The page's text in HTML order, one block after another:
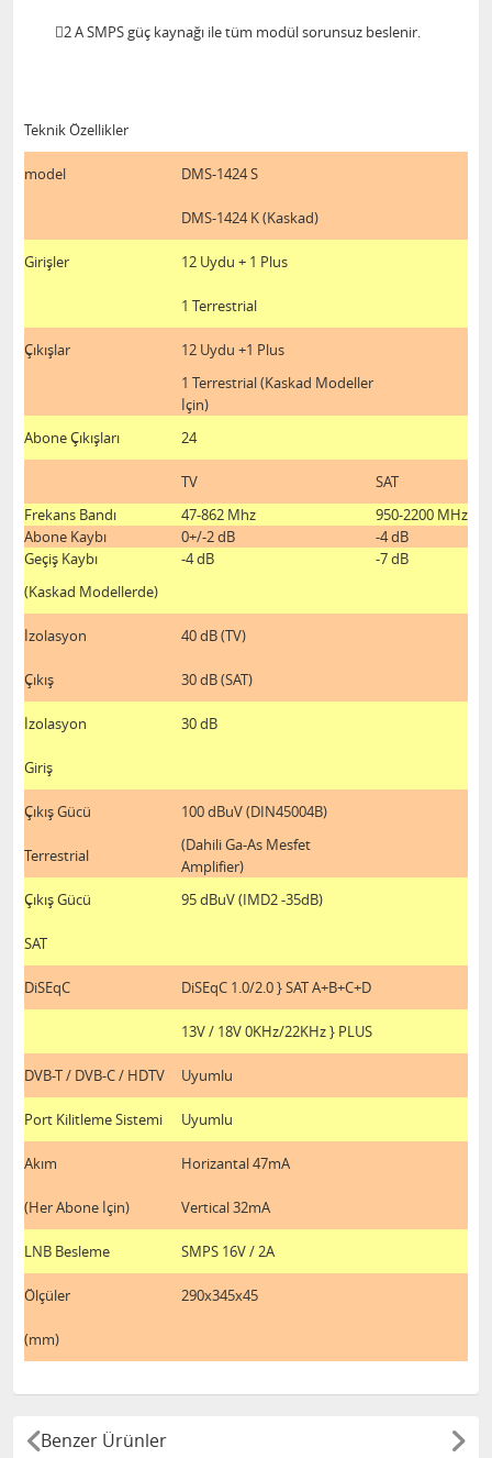
2 A SMPS güç kaynağı ile tüm modül sorunsuz beslenir.
Teknik Özellikler
model DMS-1424 S
DMS-1424 K (Kaskad)
Girişler 12 Uydu + 1 Plus
1 Terrestrial
Çıkışlar
12 Uydu +1 Plus
1 Terrestrial (Kaskad Modeller
İçin)
Abone Çıkışları
24
TV
SAT
Frekans Bandı
47-862 Mhz
950-2200 MHz
Abone Kaybı
0+/-2 dB
-4 dB
Geçiş Kaybı
-4 dB
-7 dB
(Kaskad Modellerde)
İzolasyon 40 dB (TV)
Çıkış 30 dB (SAT)
İzolasyon 30 dB
Giriş
Çıkış Gücü 100 dBuV (DIN45004B)
Terrestrial
(Dahili Ga-As Mesfet
Amplifier)
Çıkış Gücü
95 dBuV (IMD2 -35dB)
SAT
DiSEqC DiSEqC 1.0/2.0 } SAT A+B+C+D
13V / 18V 0KHz/22KHz } PLUS
DVB-T / DVB-C / HDTV Uyumlu
Port Kilitleme Sistemi Uyumlu
Akım Horizantal 47mA
(Her Abone İçin) Vertical 32mA
LNB Besleme SMPS 16V / 2A
Ölçüler 290x345x45
(mm)
Benzer Ürünler